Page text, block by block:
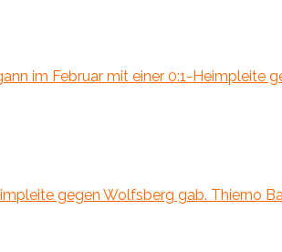
im Februar mit einer 0:1-Heimpleite
gegen Wolfsberg gab. Thierno